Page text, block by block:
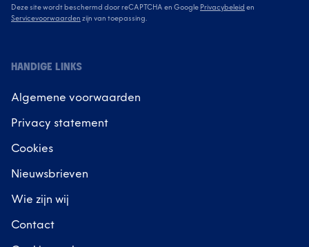
Deze site wordt beschermd door reCAPTCHA en Google Privacybeleid en
Servicevoorwaarden zijn van toepassing.
HANDIGE LINKS
Algemene voorwaarden
Privacy statement
Cookies
Nieuwsbrieven
Wie zijn wij
Contact